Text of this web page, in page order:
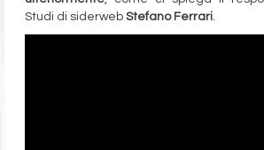
Studi di siderweb Stefano Ferrari.